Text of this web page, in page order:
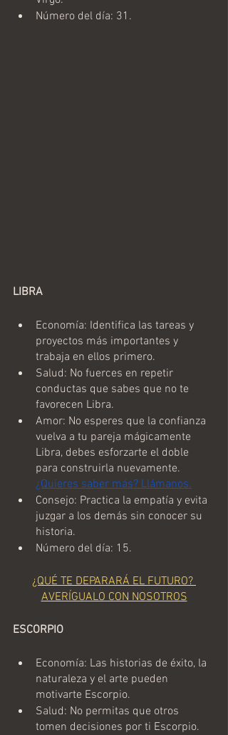
Número del día: 31.
LIBRA
Economía: Identifica las tareas y
proyectos más importantes y
trabaja en ellos primero.
Salud: No fuerces en repetir
conductas que sabes que no te
favorecen Libra.
Amor: No esperes que la confianza
vuelva a tu pareja mágicamente
Libra, debes esforzarte el doble
para construirla nuevamente.
¿Quieres saber más? Llámanos.
Consejo: Practica la empatía y evita
juzgar a los demás sin conocer su
historia.
Número del día: 15.
¿QUÉ TE DEPARARÁ EL FUTURO?
AVERÍGUALO CON NOSOTROS
ESCORPIO
Economía: Las historias de éxito, la
naturaleza y el arte pueden
motivarte Escorpio.
Salud: No permitas que otros
tomen decisiones por ti Escorpio.